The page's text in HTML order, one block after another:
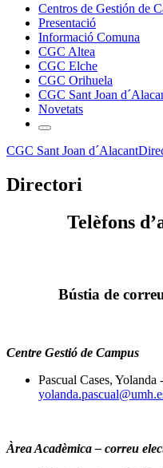
Centros de Gestión de
Presentació
Informació Comuna
CGC Altea
CGC Elche
CGC Orihuela
CGC Sant Joan
Novetats
CGC Sant Joan d´Alacant
Directori
Telèfons
Bústia de
Centre Gestió de Campus
Pascual Cases, Yolanda
Àrea Acadèmica – correu